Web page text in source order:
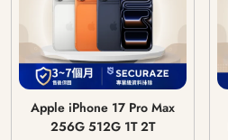
Apple iPhone 17 Pro Max
256G 512G 1T 2T